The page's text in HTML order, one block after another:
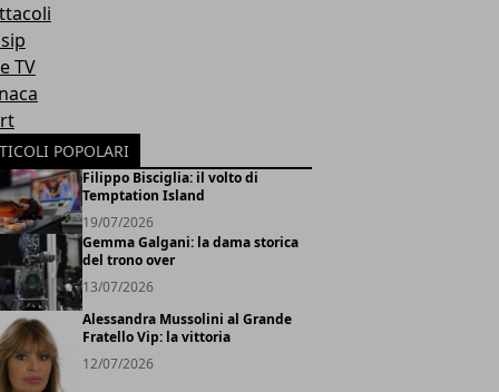
TV
POPOLARI
Filippo Bisciglia: il volto di
Temptation Island
19/07/2026
Gemma Galgani: la dama storica
del trono over
13/07/2026
Alessandra Mussolini al Grande
Fratello Vip: la vittoria
12/07/2026